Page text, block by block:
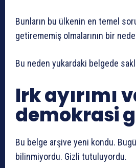
Bunların bu ülkenin en temel
getirememiş olmalarının bir
Bu neden yukardaki belgede
Irk ayırımı
demokrasi
Bu belge arşive yeni kondu.
bilinmiyordu. Gizli tutuluyordu.